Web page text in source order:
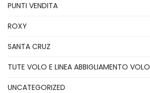
PUNTI VENDITA
ROXY
SANTA CRUZ
TUTE VOLO E LINEA ABBIGLIAMENTO VOLO
UNCATEGORIZED